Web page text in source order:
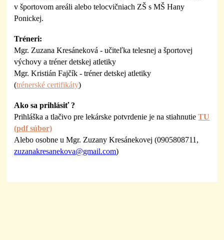
v športovom areáli alebo telocvičniach ZŠ s MŠ Hany
Ponickej.
Tréneri:
Mgr. Zuzana Kresáneková - učiteľka telesnej a športovej
výchovy a tréner detskej atletiky
Mgr. Kristián Fajčík - tréner detskej atletiky
(trénerské certifikáty)
Ako sa prihlásiť ?
Prihláška a tlačivo pre lekárske potvrdenie je na stiahnutieTU
(pdf súbor)
Alebo osobne u Mgr. Zuzany Kresánekovej (0905808711,
zuzanakresanekova@gmail.com)